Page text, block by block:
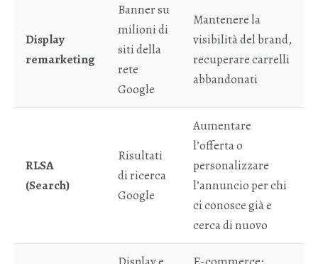
Display
remarketing
Banner su
milioni di
siti della
rete
Google
Mantenere la
visibilità del brand,
recuperare carrelli
abbandonati
RLSA
(Search)
Risultati
di ricerca
Google
Aumentare
l’offerta o
personalizzare
l’annuncio per chi
ci conosce già e
cerca di nuovo